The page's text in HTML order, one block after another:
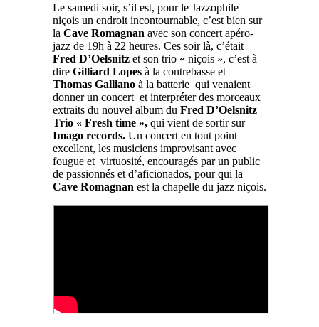
Le samedi soir, s’il est, pour le Jazzophile
niçois un endroit incontournable, c’est bien sur
la Cave Romagnan avec son concert apéro-
jazz de 19h à 22 heures. Ces soir là, c’était
Fred D’Oelsnitz et son trio « niçois », c’est à
dire Gilliard Lopes à la contrebasse et
Thomas Galliano à la batterie qui venaient
donner un concert et interpréter des morceaux
extraits du nouvel album du Fred D’Oelsnitz
Trio « Fresh time », qui vient de sortir sur
Imago records. Un concert en tout point
excellent, les musiciens improvisant avec
fougue et virtuosité, encouragés par un public
de passionnés et d’aficionados, pour qui la
Cave Romagnan est la chapelle du jazz niçois.